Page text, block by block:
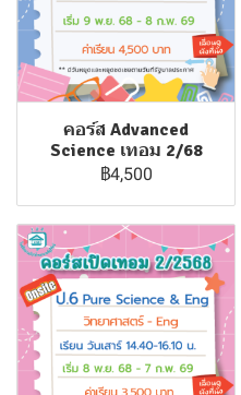
คอร์ส Advanced
Science เทอม 2/68
฿4,500